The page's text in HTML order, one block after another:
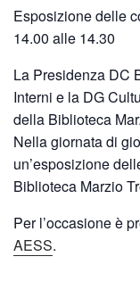
Esposizione delle
14.00 alle 14.30
La Presidenza DC
Interni e la DG
della Biblioteca
Nella giornata di
un’esposizione
Biblioteca Marzio
Per l’occasione è
AESS.